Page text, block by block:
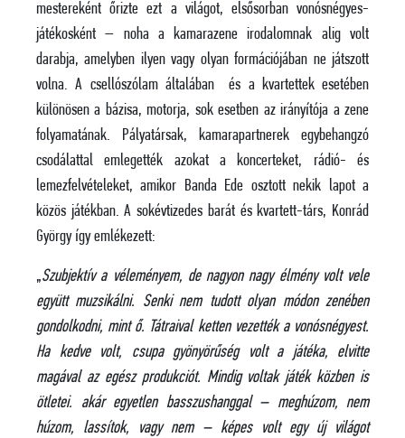
mestereként őrizte ezt a világot, elsősorban vonósnégyes-
játékosként – noha a kamarazene irodalomnak alig volt
darabja, amelyben ilyen vagy olyan formációjában ne játszott
volna. A csellószólam általában és a kvartettek esetében
különösen a bázisa, motorja, sok esetben az irányítója a zene
folyamatának. Pályatársak, kamarapartnerek egybehangzó
csodálattal emlegették azokat a koncerteket, rádió- és
lemezfelvételeket, amikor Banda Ede osztott nekik lapot a
közös játékban. A sokévtizedes barát és kvartett-társ, Konrád
György így emlékezett:
„Szubjektív a véleményem, de nagyon nagy élmény volt vele
együtt muzsikálni. Senki nem tudott olyan módon zenében
gondolkodni, mint ő. Tátraival ketten vezették a vonósnégyest.
Ha kedve volt, csupa gyönyörűség volt a játéka, elvitte
magával az egész produkciót. Mindig voltak játék közben is
ötletei. akár egyetlen basszushanggal – meghúzom, nem
húzom, lassítok, vagy nem – képes volt egy új világot